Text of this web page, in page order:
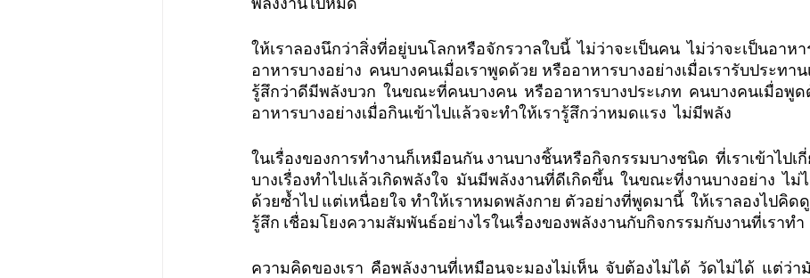
พลังงานไปหมด
ให้เราลองนึกว่าสิ่งที่อยู่บนโลกหรือจักรวาลใบนี้  ไม่ว่าจะเป็นคน  ไม่ว่าจะเป็นอาห
อาหารบางอย่าง  คนบางคนเมื่อเราพูดด้วย หรืออาหารบางอย่างเมื่อเรารับประทาน
รู้สึกว่าดีมีพลังบวก  ในขณะที่คนบางคน  หรืออาหารบางประเภท  คนบางคนเมื่อพูด
อาหารบางอย่างเมื่อกินเข้าไปแล้วจะทำให้เรารู้สึกว่าหมดแรง  ไม่มีพลัง
ในเรื่องของการทำงานก็เหมือนกัน งานบางชิ้นหรือกิจกรรมบางชนิด  ที่เราเข้าไปเ
บางเรื่องทำไปแล้วเกิดพลังใจ  มันมีพลังงานที่ดีเกิดขึ้น  ในขณะที่งานบางอย่าง  ไม่
ด้วยซ้ำไป แต่เหนื่อยใจ ทำให้เราหมดพลังกาย ตัวอย่างที่พูดมานี้  ให้เราลองไปคิดดู
รู้สึก เชื่อมโยงความสัมพันธ์อย่างไรในเรื่องของพลังงานกับกิจกรรมกับงานที่เราทำ
ความคิดของเรา  คือพลังงานที่เหมือนจะมองไม่เห็น  จับต้องไม่ได้  วัดไม่ได้  แต่ว่า